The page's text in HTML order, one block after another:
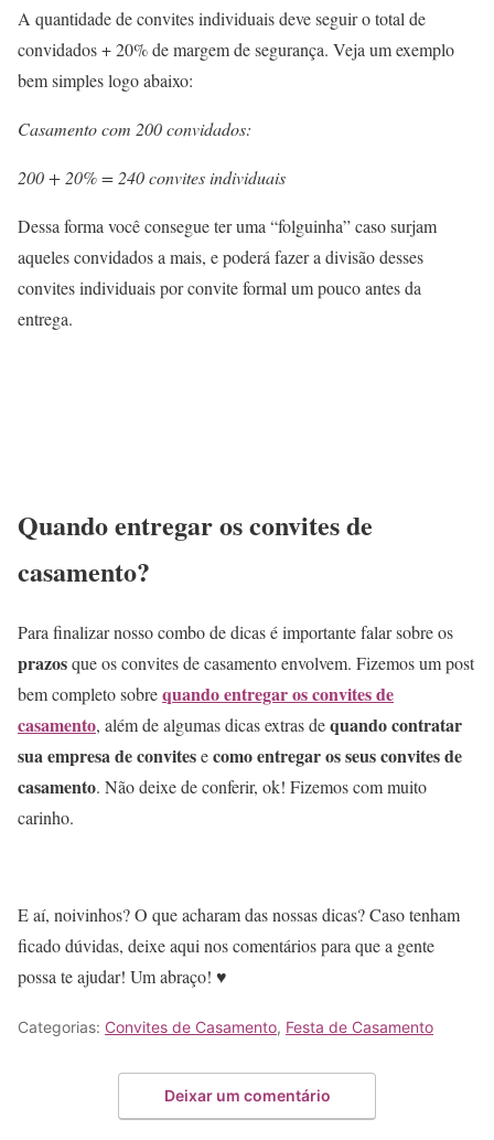
A quantidade de convites individuais deve seguir o total de
convidados + 20% de margem de segurança. Veja um exemplo
bem simples logo abaixo:
Casamento com 200 convidados:
200 + 20% = 240 convites individuais
Dessa forma você consegue ter uma “folguinha” caso surjam
aqueles convidados a mais, e poderá fazer a divisão desses
convites individuais por convite formal um pouco antes da
entrega.
Quando entregar os convites de
casamento?
Para finalizar nosso combo de dicas é importante falar sobre os
prazosque os convites de casamento envolvem. Fizemos um post
bem completo sobrequando entregar os convites de
casamento, além de algumas dicas extras dequando contratar
sua empresa de convitesecomo entregar os seus convites de
casamento. Não deixe de conferir, ok! Fizemos com muito
carinho.
E aí, noivinhos? O que acharam das nossas dicas? Caso tenham
ficado dúvidas, deixe aqui nos comentários para que a gente
possa te ajudar! Um abraço! ♥
Categorias: Convites de Casamento, Festa de Casamento
Deixar um comentário